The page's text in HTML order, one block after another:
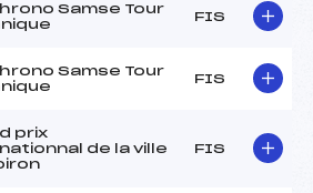
Samse Tour
FIS
Samse Tour
FIS
prix
de la ville
FIS